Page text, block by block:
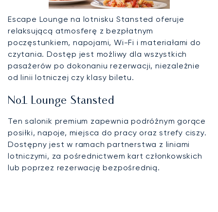
Escape Lounge na lotnisku Stansted oferuje
relaksującą atmosferę z bezpłatnym
poczęstunkiem, napojami, Wi-Fi i materiałami do
czytania. Dostęp jest możliwy dla wszystkich
pasażerów po dokonaniu rezerwacji, niezależnie
od linii lotniczej czy klasy biletu.
No1 Lounge Stansted
Ten salonik premium zapewnia podróżnym gorące
posiłki, napoje, miejsca do pracy oraz strefy ciszy.
Dostępny jest w ramach partnerstwa z liniami
lotniczymi, za pośrednictwem kart członkowskich
lub poprzez rezerwację bezpośrednią.